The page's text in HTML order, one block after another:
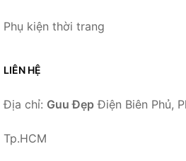
Phụ kiện thời trang
LIÊN HỆ
Địa chỉ: Guu Đẹp Điện Biên Phủ,
Tp.HCM